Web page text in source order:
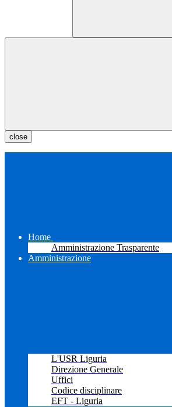
close
Home
Amministrazione Trasparente
Amministrazione
L'USR Liguria
Direzione Generale
Uffici
Codice disciplinare
EFT - Liguria